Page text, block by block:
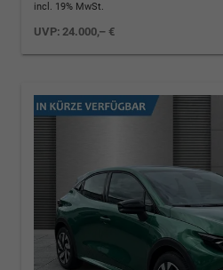
incl. 19% MwSt.
UVP:24.000,– €